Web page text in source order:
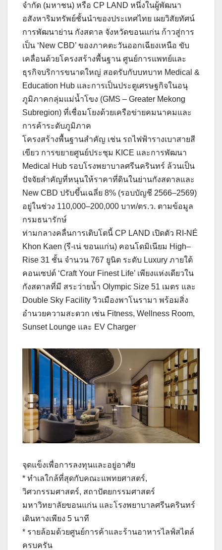
จำกัด (มหาชน) หรือ CP LAND หนึ่งในผู้พัฒนา
อสังหาริมทรัพย์ชั้นนำของประเทศไทย เผยวิสัยทัศน์
การพัฒนาย่าน กังสดาล จังหวัดขอนแก่น ก้าวสู่การ
เป็น ‘New CBD’ ของภาคตะวันออกเฉียงเหนือ ขับ
เคลื่อนด้วยโครงสร้างพื้นฐาน ศูนย์การแพทย์และ
ธุรกิจบริการขนาดใหญ่ สอดรับกับบทบาท Medical &
Education Hub และการเป็นประตูเศรษฐกิจในอนุ
ภูมิภาคกลุ่มแม่น้ำโขง (GMS – Greater Mekong
Subregion) ที่เชื่อมโยงด้วยเครือข่ายคมนาคมและ
การค้าระดับภูมิภาค
โครงสร้างพื้นฐานสำคัญ เช่น รถไฟฟ้ารางเบาสายสี
เขียว การขยายศูนย์ประชุม KICE และการพัฒนา
Medical Hub รอบโรงพยาบาลศรีนครินทร์ ล้วนเป็น
ปัจจัยสำคัญที่หนุนให้ราคาที่ดินในย่านกังสดาลและ
New CBD ปรับขึ้นเฉลี่ย 8% (รอบบัญชี 2566–2569)
อยู่ในช่วง 110,000–200,000 บาท/ตร.ว. ตามข้อมูล
กรมธนารักษ์
ท่ามกลางคลื่นการเติบโตนี้ CP LAND เปิดตัว RI-NÉ
Khon Kaen (รี-เน่ ขอนแก่น) คอนโดมิเนียม High–
Rise 31 ชั้น จำนวน 767 ยูนิต ระดับ Luxury ภายใต้
คอนเซปต์ ‘Craft Your Finest Life’ เพียงแห่งเดียวใน
กังสดาลที่มี สระว่ายน้ำ Olympic Size 51 เมตร และ
Double Sky Facility วิวเมืองพาโนรามา พร้อมสิ่ง
อำนวยความสะดวก เช่น Fitness, Wellness Room,
Sunset Lounge และ EV Charger
จุดแข็งเพื่อการลงทุนและอยู่อาศัย
* ทำเลใกล้ที่สุดกับคณะแพทยศาสตร์,
วิศวกรรมศาสตร์, สถาปัตยกรรมศาสตร์
มหาวิทยาลัยขอนแก่น และโรงพยาบาลศรีนครินทร์
เดินทางเพียง 5 นาที
* รายล้อมด้วยศูนย์การค้าและร้านอาหารไลฟ์สไตล์
ครบครัน